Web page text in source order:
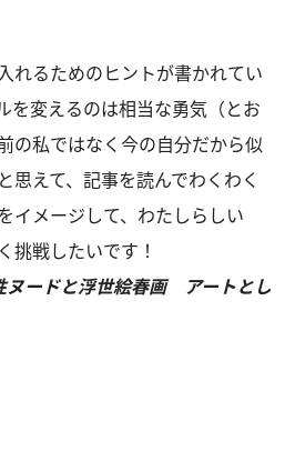
れるためのヒントが書かれてい
を変えるのは相当な勇気（とお
の私ではなく今の自分だから似
思えて、記事を読んでわくわく
イメージして、わたしらしい
挑戦したいです！
ヌードと浮世絵春画 アートとし